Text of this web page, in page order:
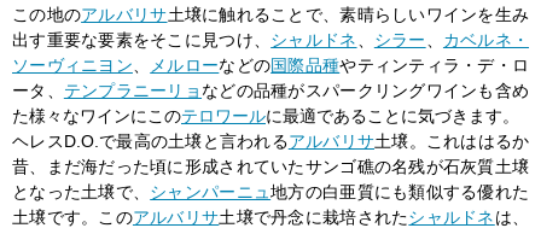
この地のアルバリサ土壌に触れることで、素晴らしいワインを生み
出す重要な要素をそこに見つけ、 シャルドネ シラー
カベルネ・
ソーヴィニヨン
メルローなどの国際品種やティンティラ・デ・ロ
ータ、 テンプラニーリョ などの品種がスパークリングワインも含め
た様々なワインにこのテロワールに最適であることに気づきます。
ヘレスD.O.で最高の土壌と言われるアルバリサ土壌。これははるか
昔、まだ海だった頃に形成されていたサンゴ礁の名残が石灰質土壌
となった土壌で、 シャンパーニュ地方の白亜質にも類似する優れた
土壌です。このアルバリサ土壌で丹念に栽培されたシャルドネは、